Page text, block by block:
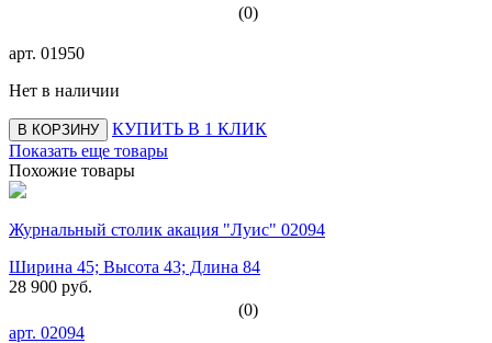
(0)
арт. 01950
Нет в наличии
В КОРЗИНУ
КУПИТЬ В 1 КЛИК
Показать еще товары
Похожие товары
Журнальный столик акация "Луис" 02094
Ширина 45; Высота 43; Длина 84
28 900 руб.
(0)
арт. 02094